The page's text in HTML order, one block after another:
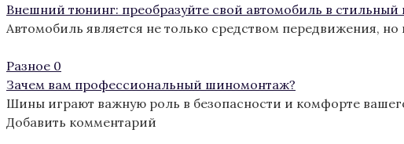
Внешний тюнинг: преобразуйте свой автомобиль в стильный
Автомобиль является не только средством передвижения,
Разное 0
Зачем вам профессиональный шиномонтаж?
Шины играют важную роль в безопасности и комфорте
Добавить комментарий